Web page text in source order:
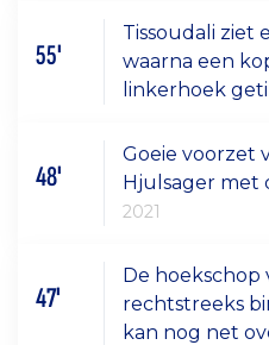
55'
Tissoudali ziet
waarna een
linkerhoek
48'
Goeie voorzet
Hjulsager met
2021
47'
De hoekschop
rechtstreeks
kan nog net